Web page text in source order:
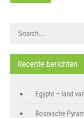
Recente berichten
Egypte – land
Bosnische